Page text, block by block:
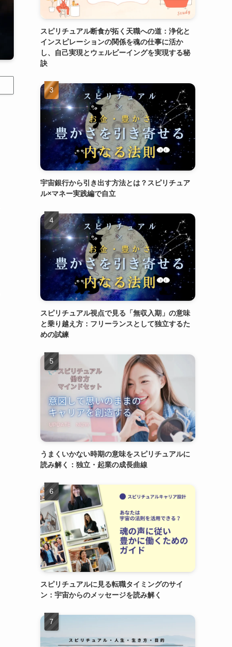
スピリチュアル断食が拓く天職への道：浄化と
インスピレーションの関係を魂の仕事に活か
し、自己実現とウェルビーイングを実現する秘
訣
宇宙銀行から引き出す方法とは？スピリチュア
ル×マネー実践編で自立
スピリチュアル視点で見る「無収入期」の意味
と乗り越え方：フリーランスとして独立するた
めの試練
うまくいかない時期の意味をスピリチュアルに
読み解く：独立・起業の成長曲線
スピリチュアルに見る転職タイミングのサイ
ン：宇宙からのメッセージを読み解く